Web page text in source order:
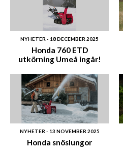
NYHETER - 18 DECEMBER 2025
Honda 760 ETD
utkörning Umeå ingår!
NYHETER - 13 NOVEMBER 2025
Honda snöslungor